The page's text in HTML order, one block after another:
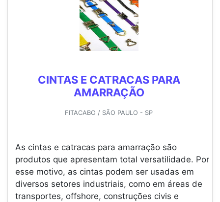
CINTAS E CATRACAS PARA
AMARRAÇÃO
FITACABO / SÃO PAULO - SP
As cintas e catracas para amarração são
produtos que apresentam total versatilidade. Por
esse motivo, as cintas podem ser usadas em
diversos setores industriais, como em áreas de
transportes, offshore, construções civis e